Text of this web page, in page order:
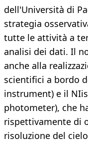
dell'Università di
strategia
tutte le attività a
analisi dei dati. Il
anche alla
scientifici a bordo
instrument) e il
photometer), che
rispettivamente di
risoluzione del